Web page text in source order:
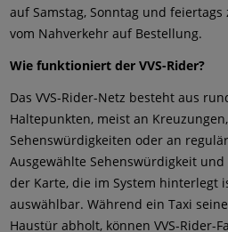
auf Samstag, Sonntag und
vom Nahverkehr auf Bestellung.
Wie funktioniert der VVS-Rider?
Das VVS-Rider-Netz besteht aus
Haltepunkten, meist an
Sehenswürdigkeiten oder an
Ausgewählte Sehenswürdigkeit
der Karte, die im System hinterlegt
auswählbar. Während ein Taxi
Haustür abholt, können VVS-Rider-